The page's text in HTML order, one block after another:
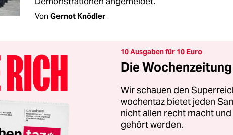
Von Gernot Knödler
10 Ausgaben für 10 Euro
Die
Wir schauen den
wochentaz bietet jeden
nicht allen recht macht
gehört werden.